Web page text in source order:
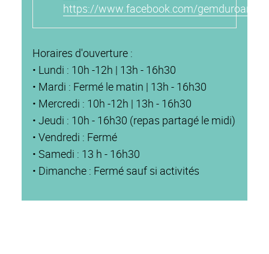
https://www.facebook.com/
Horaires d'ouverture :
• Lundi : 10h -12h | 13h - 16h30
• Mardi : Fermé le matin | 13h - 16h30
• Mercredi : 10h -12h | 13h - 16h30
• Jeudi : 10h - 16h30 (repas partagé le midi)
• Vendredi : Fermé
• Samedi : 13 h - 16h30
• Dimanche : Fermé sauf si activités